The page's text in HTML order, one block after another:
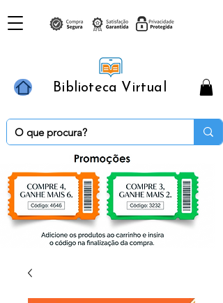
Biblioteca Virtual